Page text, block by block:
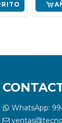
WhatsApp: